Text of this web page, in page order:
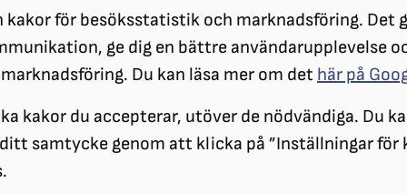
kakor för besöksstatistik och marknadsföring. Det
ge dig en bättre användarupplevelse
Du kan läsa mer om det här på
kakor du accepterar, utöver de nödvändiga. Du
samtycke genom att klicka på ”Inställningar för
DISTRIKT SRF ÖREBRO LÄN OM SRF ÖREBRO